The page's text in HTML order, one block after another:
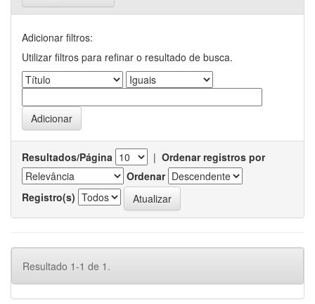
Adicionar filtros:
Utilizar filtros para refinar o resultado de busca.
Resultados/Página | Ordenar registros por
Ordenar
Registro(s)
Resultado 1-1 de 1.